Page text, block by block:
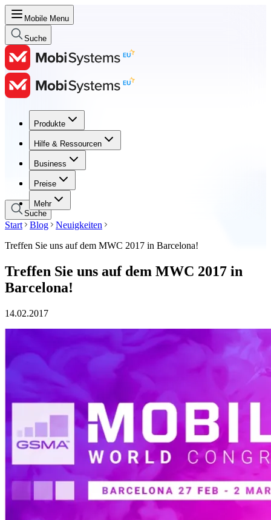
Mobile Menu
Suche
Produkte
Hilfe & Ressourcen
Business
Preise
Mehr
Produkte
Hilfe & Ressourcen
Business
Preise
Suche
Start Blog
Neuigkeiten
Treffen Sie uns auf dem MWC 2017 in Barcelona!
Treffen Sie uns auf dem MWC 2017 in
Barcelona!
14.02.2017